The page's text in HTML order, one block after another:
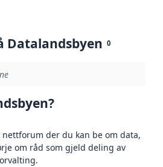
Datalandsbyen 0
der du kan be om data,
om råd som gjeld deling av